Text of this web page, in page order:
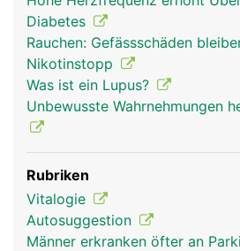
nervensystem frau
Diabetes
Rauchen: Gefässschäden
Nikotinstopp
Was ist ein Lupus?
Unbewusste Wahrnehmungen
Rubriken
Vitalogie
Autosuggestion
Männer erkranken öfter an